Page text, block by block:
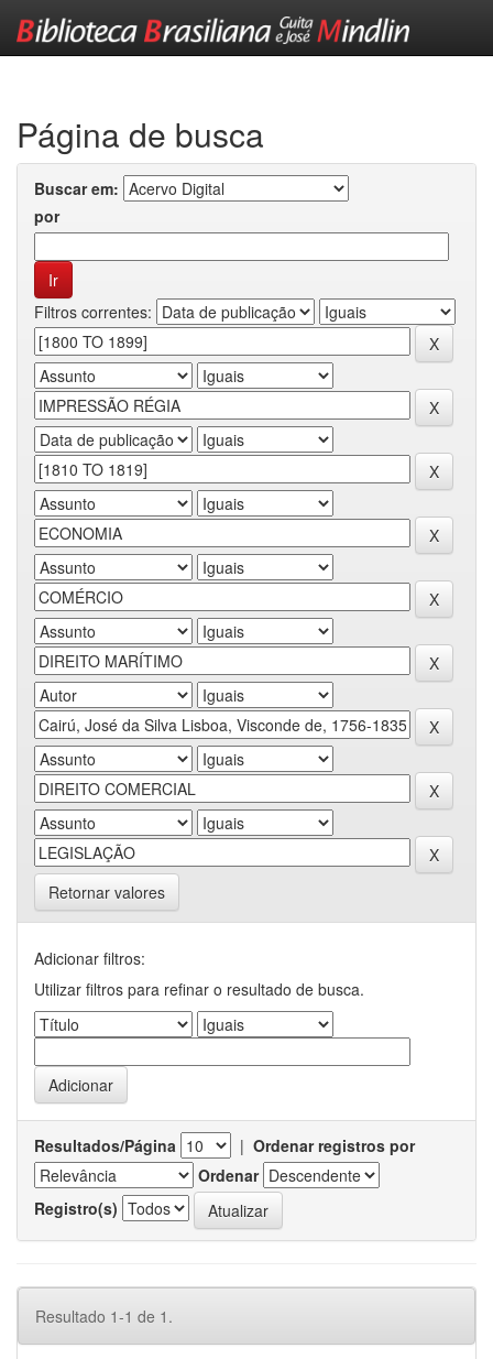
Página de busca
Buscar em:
por
Filtros correntes:
Retornar valores
Adicionar filtros:
Utilizar filtros para refinar o resultado de busca.
Resultados/Página | Ordenar registros por
Ordenar
Registro(s)
Resultado 1-1 de 1.